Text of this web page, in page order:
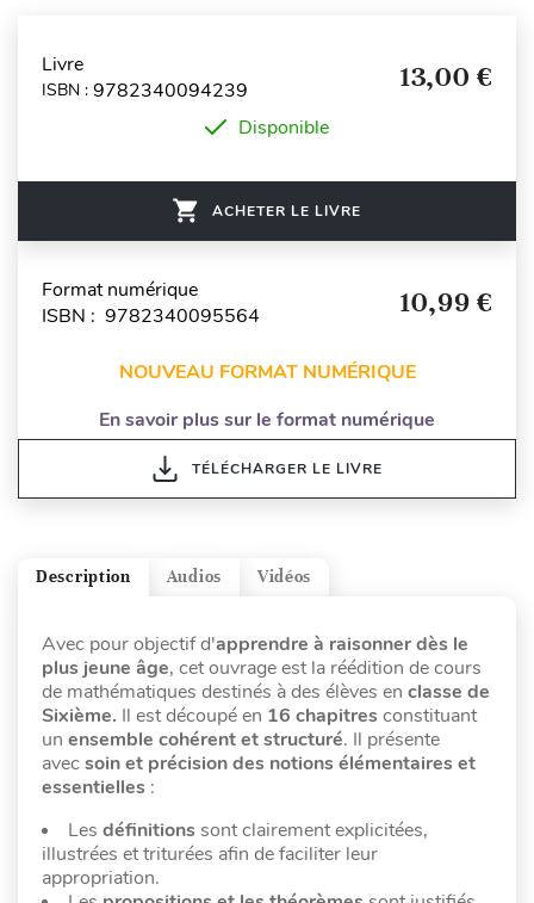
Livre
ISBN : 9782340094239 13,00 €
Disponible
ACHETER LE LIVRE
Format numérique
ISBN : 9782340095564
10,99 €
NOUVEAU FORMAT NUMÉRIQUE
En savoir plus sur le format numérique
TÉLÉCHARGER LE LIVRE
Vidéos
Audios
Description
Avec pour objectif d'apprendre à raisonner dès le
plus jeune âge, cet ouvrage est la réédition de cours
de mathématiques destinés à des élèves en classe de
Sixième. Il est découpé en 16 chapitres constituant
un ensemble cohérent et structuré. Il présente
avecsoin et précision des notions élémentaires et
essentielles :
Les définitions sont clairement explicitées,
illustrées et triturées afin de faciliter leur
appropriation.